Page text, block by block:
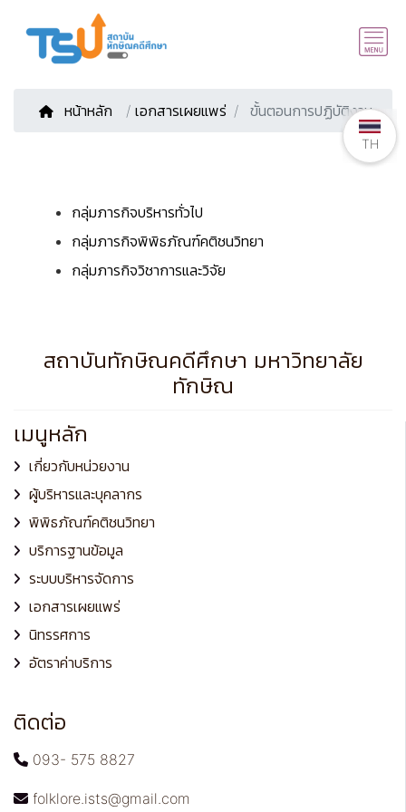
หน้าหลัก / เอกสารเผยแพร่ ขั้นตอนการปฏิบัติงาน
กลุ่มภารกิจบริหารทั่วไป
กลุ่มภารกิจพิพิธภัณฑ์คติชนวิทยา
กลุ่มภารกิจวิชาการและวิจัย
สถาบันทักษิณคดีศึกษา มหาวิทยาลัย
ทักษิณ
เมนูหลัก
เกี่ยวกับหน่วยงาน
ผู้บริหารและบุคลากร
พิพิธภัณฑ์คติชนวิทยา
บริการฐานข้อมูล
ระบบบริหารจัดการ
เอกสารเผยแพร่
นิทรรศการ
อัตราค่าบริการ
ติดต่อ
093- 575 8827
folklore.ists@gmail.com
TH
TH